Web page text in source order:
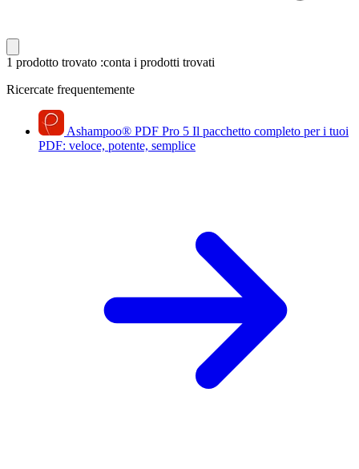
1 prodotto trovato :conta i prodotti trovati
Ricercate frequentemente
Ashampoo® PDF Pro 5 Il pacchetto completo per i tuoi
PDF: veloce, potente, semplice